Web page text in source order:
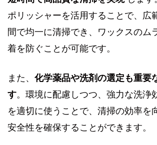
ポリッシャーを活用することで、広
間で均一に清掃でき、ワックスのム
着を防ぐことが可能です。
また、 化学薬品や洗剤の選定も重要
す。環境に配慮しつつ、強力な洗浄
を適切に使うことで、清掃の効率を
安全性を確保することができます。